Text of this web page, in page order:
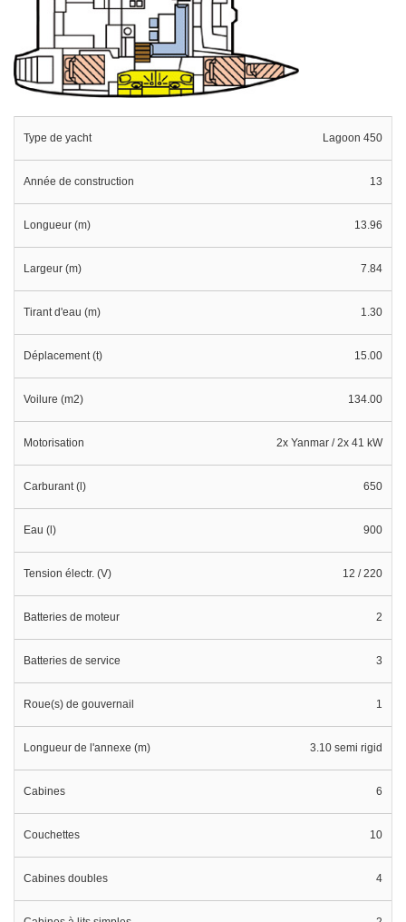
Type de yacht Lagoon 450
Année de construction 13
Longueur (m) 13.96
Largeur (m) 7.84
Tirant d'eau (m) 1.30
Déplacement (t) 15.00
Voilure (m2) 134.00
Motorisation 2x Yanmar / 2x 41 kW
Carburant (l) 650
Eau (l) 900
Tension électr. (V) 12 / 220
Batteries de moteur 2
Batteries de service 3
Roue(s) de gouvernail 1
Longueur de l'annexe (m) 3.10 semi rigid
Cabines 6
Couchettes 10
Cabines doubles 4